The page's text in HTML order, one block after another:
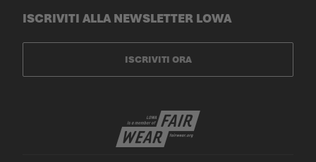
ISCRIVITI ALLA NEWSLETTER LOWA
ISCRIVITI ORA